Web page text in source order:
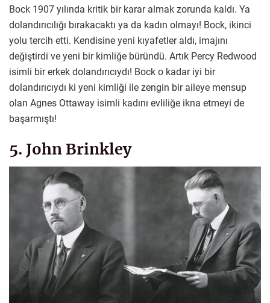
Bock 1907 yılında kritik bir karar almak zorunda kaldı. Ya
dolandırıcılığı bırakacaktı ya da kadın olmayı! Bock, ikinci
yolu tercih etti. Kendisine yeni kıyafetler aldı, imajını
değiştirdi ve yeni bir kimliğe büründü. Artık Percy Redwood
isimli bir erkek dolandırıcıydı! Bock o kadar iyi bir
dolandırıcıydı ki yeni kimliği ile zengin bir aileye mensup
olan Agnes Ottaway isimli kadını evliliğe ikna etmeyi de
başarmıştı!
5. John Brinkley